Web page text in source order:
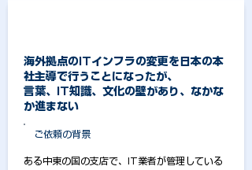
海外拠点のITインフラの変更を日本の本
社主導で行うことになったが、
言葉、IT知識、文化の壁があり、なかな
か進まない
​ご依頼の背景
ある中東の国の支店で、IT業者が管理している